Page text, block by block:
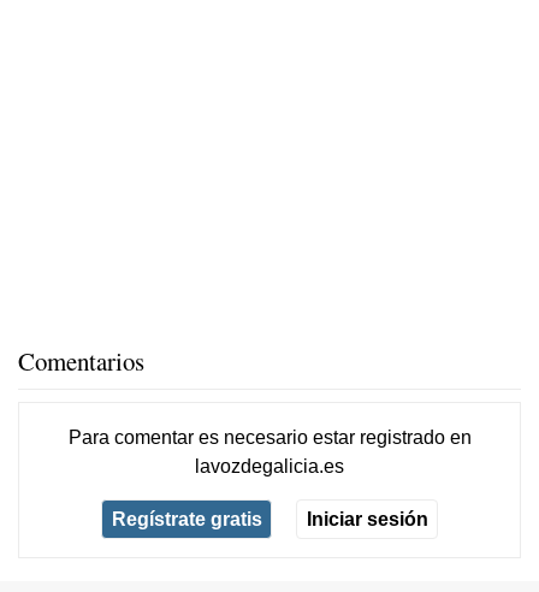
Comentarios
Para comentar es necesario estar registradoen
lavozdegalicia.es
Regístrate gratis Iniciar sesión